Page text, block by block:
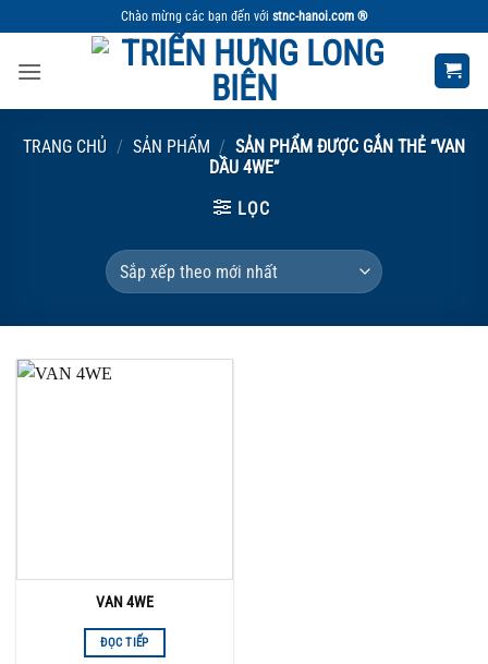
qua
nội
Chào mừng các bạn đến với stnc-hanoi.com ®
TRANG CHỦ / SẢN PHẨM / SẢN PHẨM ĐƯỢC GẮN THẺ “VAN
DẦU 4WE”
LỌC
VAN 4WE
ĐỌC TIẾP